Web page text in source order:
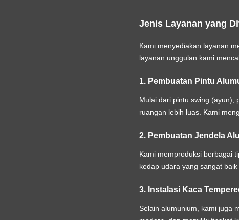
Jenis Layanan yang
Kami menyediakan layanan
layanan unggulan kami
1. Pembuatan Pintu
Mulai dari pintu swing (ayun),
ruangan lebih luas. Kami
2. Pembuatan Jendela
Kami memproduksi berbagai
kedap udara yang sangat
3. Instalasi Kaca
Selain alumunium, kami juga